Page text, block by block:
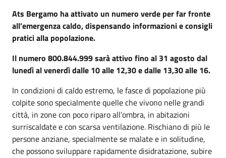
Ats Bergamo ha attivato un numero verde per far fronte
all’emergenza caldo, dispensando informazioni e consigli
pratici alla popolazione.
Il numero 800.844.999 sarà attivo fino al 31 agosto dal
lunedì al venerdì dalle 10 alle 12,30 e dalle 13,30 alle 16.
In condizioni di caldo estremo, le fasce di popolazione più
colpite sono specialmente quelle che vivono nelle grandi
città, in zone con poco riparo all’ombra, in abitazioni
surriscaldate e con scarsa ventilazione. Rischiano di più le
persone anziane, specialmente se malate e in solitudine,
che possono sviluppare rapidamente disidratazione, subire